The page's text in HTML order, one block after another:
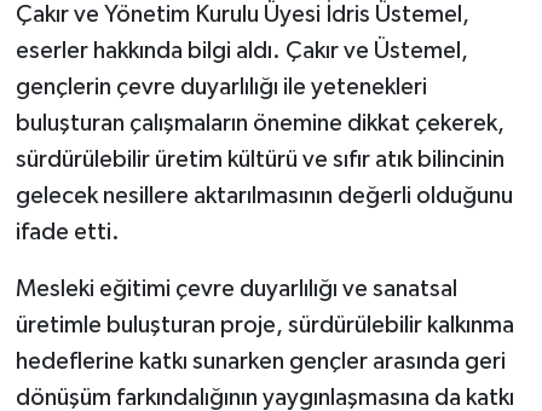
Çakır ve Yönetim Kurulu Üyesi İdris Üstemel,
eserler hakkında bilgi aldı. Çakır ve Üstemel,
gençlerin çevre duyarlılığı ile yetenekleri
buluşturan çalışmaların önemine dikkat çekerek,
sürdürülebilir üretim kültürü ve sıfır atık bilincinin
gelecek nesillere aktarılmasının değerli olduğunu
ifade etti.
Mesleki eğitimi çevre duyarlılığı ve sanatsal
üretimle buluşturan proje, sürdürülebilir kalkınma
hedeflerine katkı sunarken gençler arasında geri
dönüşüm farkındalığının yaygınlaşmasına da katkı